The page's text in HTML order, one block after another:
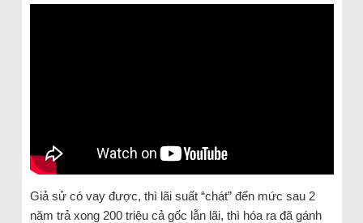
Giả sử có vay được, thì lãi suất “chát” đến mức sau 2
năm trả xong 200 triệu cả gốc lẫn lãi, thì hóa ra đã gánh